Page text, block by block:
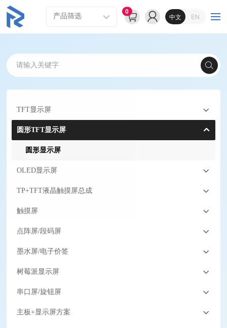
0
中文 EN
TFT显示屏
圆形TFT显示屏
圆形显示屏
OLED显示屏
TP+TFT液晶触摸屏总成
触摸屏
点阵屏/段码屏
墨水屏/电子价签
树莓派显示屏
串口屏/旋钮屏
主板+显示屏方案